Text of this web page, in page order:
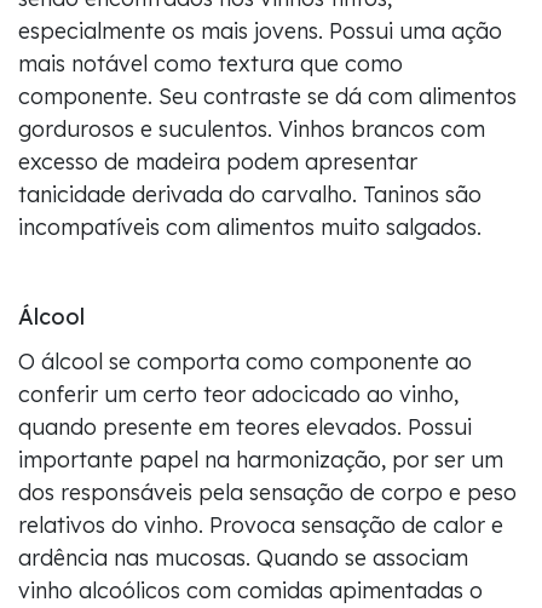
especialmente os mais jovens. Possui uma ação
mais notável como textura que como
componente. Seu contraste se dá com alimentos
gordurosos e suculentos. Vinhos brancos com
excesso de madeira podem apresentar
tanicidade derivada do carvalho. Taninos são
incompatíveis com alimentos muito salgados.
Álcool
O álcool se comporta como componente ao
conferir um certo teor adocicado ao vinho,
quando presente em teores elevados. Possui
importante papel na harmonização, por ser um
dos responsáveis pela sensação de corpo e peso
relativos do vinho. Provoca sensação de calor e
ardência nas mucosas. Quando se associam
vinho alcoólicos com comidas apimentadas o